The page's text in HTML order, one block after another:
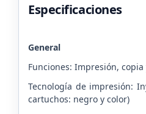
Especificaciones
General
Funciones: Impresión, copia
Tecnología de impresión:
cartuchos: negro y color)